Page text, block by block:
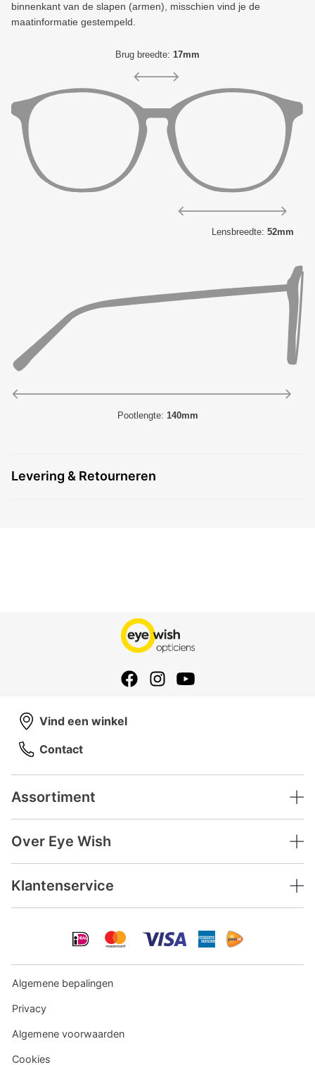
binnenkant van de slapen (armen), misschien vind je de
maatinformatie gestempeld.
Brug breedte: 17mm
Lensbreedte: 52mm
Pootlengte: 140mm
Levering & Retourneren
Assortiment
Over Eye Wish
Klantenservice
Vind een winkel
Contact
Algemene bepalingen
Privacy
Algemene voorwaarden
Cookies